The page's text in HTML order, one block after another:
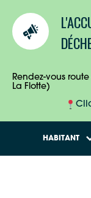
Rendez-vous
La Flotte)
HABITANT
ENTREPRISES